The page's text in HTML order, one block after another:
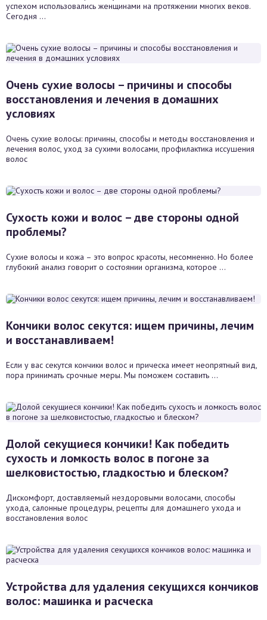
успехом использовались женщинами на протяжении многих веков.
Сегодня ...
Очень сухие волосы – причины и способы
восстановления и лечения в домашних
условиях
Очень сухие волосы: причины, способы и методы восстановления и
лечения волос, уход за сухими волосами, профилактика иссушения
волос
Сухость кожи и волос – две стороны одной
проблемы?
Сухие волосы и кожа – это вопрос красоты, несомненно. Но более
глубокий анализ говорит о состоянии организма, которое ...
Кончики волос секутся: ищем причины, лечим
и восстанавливаем!
Если у вас секутся кончики волос и прическа имеет неопрятный вид,
пора принимать срочные меры. Мы поможем составить ...
Долой секущиеся кончики! Как победить
сухость и ломкость волос в погоне за
шелковистостью, гладкостью и блеском?
Дискомфорт, доставляемый нездоровыми волосами, способы
ухода, салонные процедуры, рецепты для домашнего ухода и
восстановления волос
Устройства для удаления секущихся кончиков
волос: машинка и расческа